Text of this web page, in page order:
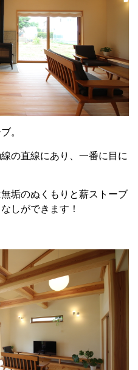
。
の直線にあり、一番に目に
垢のぬくもりと薪ストーブ